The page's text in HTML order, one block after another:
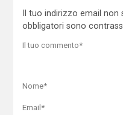
Il tuo indirizzo email non
obbligatori sono